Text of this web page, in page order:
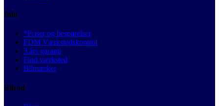
Info
*Priser og besparelser
FDM Værkstedskontrol
3 års garanti
Find værksted
Bilmærker
Bilråd